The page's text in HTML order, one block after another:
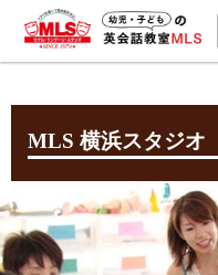
MLS 横浜スタジオ